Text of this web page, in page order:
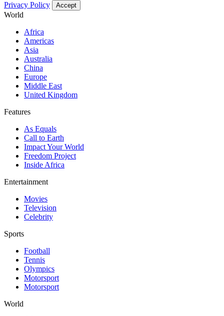
Privacy Policy Accept
World
Africa
Americas
Asia
Australia
China
Europe
Middle East
United Kingdom
Features
As Equals
Call to Earth
Impact Your World
Freedom Project
Inside Africa
Entertainment
Movies
Television
Celebrity
Sports
Football
Tennis
Olympics
Motorsport
Motorsport
World